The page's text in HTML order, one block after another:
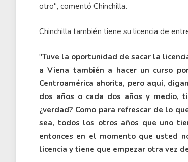
otro", comentó Chinchilla.
Chinchilla también tiene su licencia de
"Tuve la oportunidad de sacar la
a Viena también a hacer un curso
Centroamérica ahorita, pero aquí,
dos años o cada dos años y medio,
¿verdad? Como para refrescar de lo
sea, todos los otros años que uno
entonces en el momento que usted
licencia y tiene que empezar otra vez